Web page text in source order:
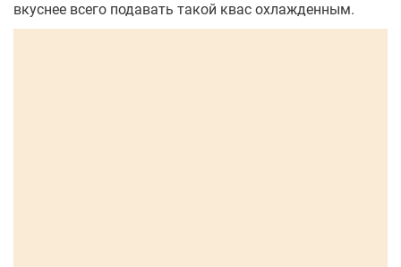
вкуснее всего подавать такой квас охлажденным.